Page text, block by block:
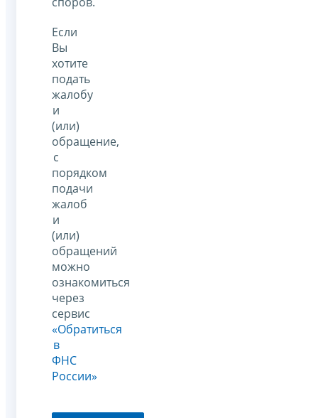
Если
Вы
хотите
подать
жалобу
и
(или)
обращение,
с
порядком
подачи
жалоб
и
(или)
обращений
можно
ознакомиться
через
сервис
«Обратиться
в
ФНС
России»